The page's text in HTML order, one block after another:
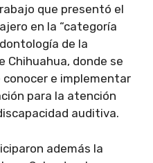
que presentó el
en la “categoría
de la
Chihuahua, donde se
e implementar
para la atención
auditiva.
además la